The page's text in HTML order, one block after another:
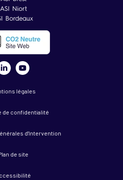
ASI Niort
Bordeaux
légales
de confidentialité
d'Intervention
de site